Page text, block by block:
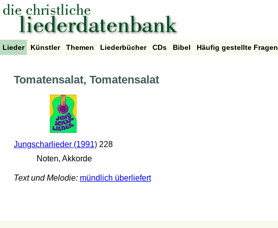
Lieder Künstler Themen Liederbücher CDs Bibel Häufig gestellte Fragen
Tomatensalat, Tomatensalat
Jungscharlieder (1991)228
Noten, Akkorde
Text und Melodie: mündlich überliefert